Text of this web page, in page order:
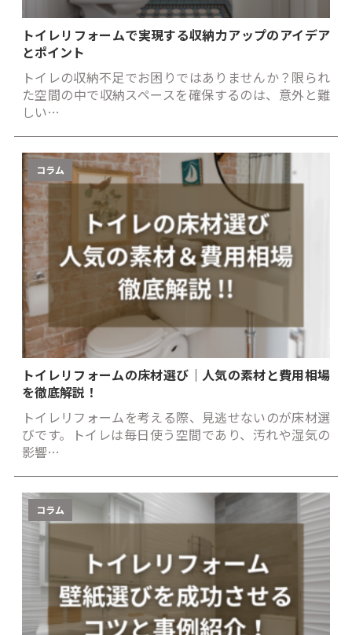
トイレリフォームで実現する収納力アップのアイデア
とポイント
トイレの収納不足でお困りではありませんか？限られ
た空間の中で収納スペースを確保するのは、意外と難
しい…
コラム
トイレリフォームの床材選び｜人気の素材と費用相場
を徹底解説！
トイレリフォームを考える際、見逃せないのが床材選
びです。トイレは毎日使う空間であり、汚れや湿気の
影響…
コラム